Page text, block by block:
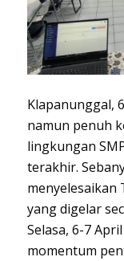
Klapanunggal,
namun penuh
lingkungan
terakhir.
menyelesaikan
yang digelar
Selasa, 6-7
momentum